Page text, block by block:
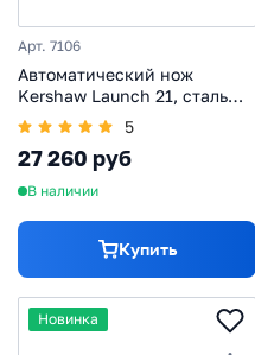
Арт. 7106
Автоматический нож
Kershaw Launch 21, сталь
CPM-M4, рукоять
алюминий/G10
5
27 260 руб
В наличии
Купить
Новинка